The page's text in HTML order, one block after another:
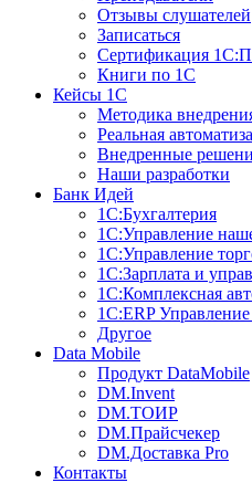
Отзывы слушателей
Записаться
Сертификация
Книги по 1С
Кейсы 1С
Методика
Реальная
Внедренные
Наши разработки
Банк Идей
1С:Бухгалтерия
1С:Управление
1С:Управление
1С:Зарплата и
1С:Комплексная
1С:ERP
Другое
Data Mobile
Продукт DataMobile
DM.Invent
DM.ТОИР
DM.Прайсчекер
DM.Доставка Pro
Контакты